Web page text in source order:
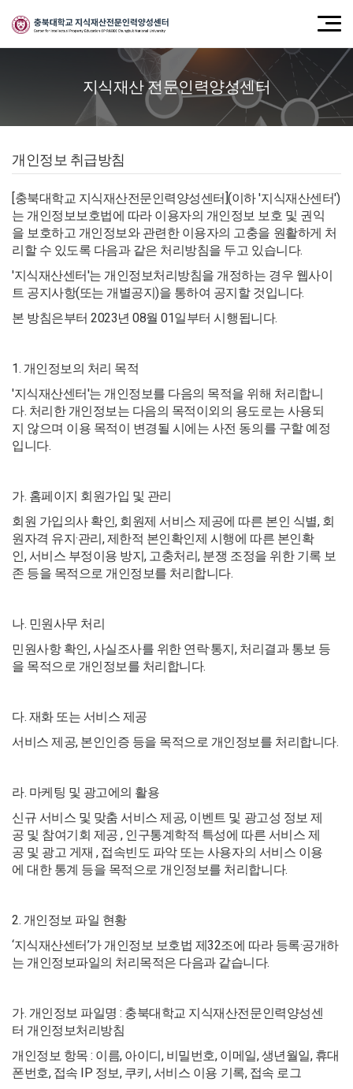
지식재산 전문인력양성센터
개인정보 취급방침
[충북대학교 지식재산전문인력양성센터](이하 '지식재산센터')
는 개인정보보호법에 따라 이용자의 개인정보 보호 및 권익
을 보호하고 개인정보와 관련한 이용자의 고충을 원활하게 처
리할 수 있도록 다음과 같은 처리방침을 두고 있습니다.
'지식재산센터'는 개인정보처리방침을 개정하는 경우 웹사이
트 공지사항(또는 개별공지)을 통하여 공지할 것입니다.
본 방침은부터 2023년 08월 01일부터 시행됩니다.
1. 개인정보의 처리 목적
'지식재산센터'는 개인정보를 다음의 목적을 위해 처리합니
다. 처리한 개인정보는 다음의 목적이외의 용도로는 사용되
지 않으며 이용 목적이 변경될 시에는 사전 동의를 구할 예정
입니다.
가. 홈페이지 회원가입 및 관리
회원 가입의사 확인, 회원제 서비스 제공에 따른 본인 식별, 회
원자격 유지·관리, 제한적 본인확인제 시행에 따른 본인확
인, 서비스 부정이용 방지, 고충처리, 분쟁 조정을 위한 기록 보
존 등을 목적으로 개인정보를 처리합니다.
나. 민원사무 처리
민원사항 확인, 사실조사를 위한 연락·통지, 처리결과 통보 등
을 목적으로 개인정보를 처리합니다.
다. 재화 또는 서비스 제공
서비스 제공, 본인인증 등을 목적으로 개인정보를 처리합니다.
라. 마케팅 및 광고에의 활용
신규 서비스 및 맞춤 서비스 제공, 이벤트 및 광고성 정보 제
공 및 참여기회 제공 , 인구통계학적 특성에 따른 서비스 제
공 및 광고 게재 , 접속빈도 파악 또는 사용자의 서비스 이용
에 대한 통계 등을 목적으로 개인정보를 처리합니다.
2. 개인정보 파일 현황
‘지식재산센터’가 개인정보 보호법 제32조에 따라 등록·공개하
는 개인정보파일의 처리목적은 다음과 같습니다.
가. 개인정보 파일명 : 충북대학교 지식재산전문인력양성센
터 개인정보처리방침
개인정보 항목 : 이름, 아이디, 비밀번호, 이메일, 생년월일, 휴대
폰번호, 접속 IP 정보, 쿠키, 서비스 이용 기록, 접속 로그